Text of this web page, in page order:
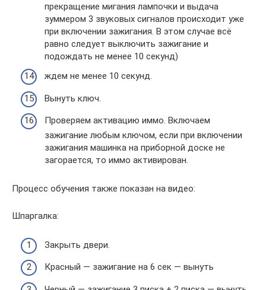
прекращение мигания лампочки и выдача
зуммером 3 звуковых сигналов происходит уже
при включении зажигания. В этом случае всё
равно следует выключить зажигание и
подождать не менее 10 секунд)
ждем не менее 10 секунд.
Вынуть ключ.
Проверяем активацию иммо. Включаем
зажигание любым ключом, если при включении
зажигания машинка на приборной доске не
загорается, то иммо активирован.
Процесс обучения также показан на видео:
Шпаргалка:
Закрыть двери.
Красный — зажигание на 6 сек — вынуть